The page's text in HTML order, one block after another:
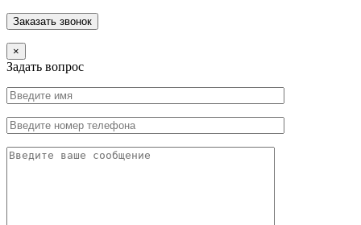
×
Задать вопрос